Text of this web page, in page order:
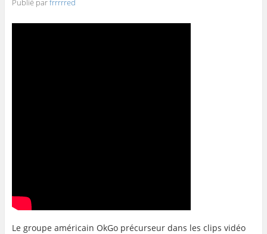
Publié parfrrrrred
Le groupe américain OkGo précurseur dans les clips vidéo